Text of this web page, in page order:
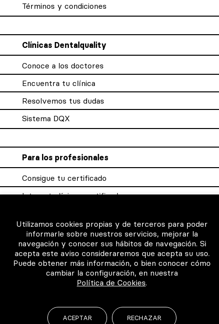
Términos y condiciones
Clínicas Dentalquality
Conoce a los doctores
Encuentra tu clínica
Resolvemos tus dudas
Sistema DQX
Para los profesionales
Consigue tu certificado
Intranet clínicas certificadas
©2026 Todos los derechos reservados
Utilizamos cookies propias y de terceros para poder
informarle sobre nuestros servicios, mejorar la
navegación y conocer sus hábitos de navegación. Si
acepta este aviso consideraremos que acepta su uso.
Puede obtener más información, o bien conocer cómo
cambiar la configuración, en nuestra
Política de Cookies.
ACEPTAR RECHAZAR